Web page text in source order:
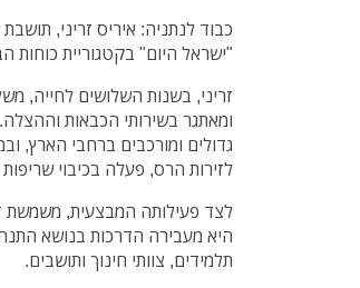
כבוד לנתניה: איריס זריני,
"ישראל היום" בקטגוריית כוחות
זריני, בשנות השלושים לחייה,
ומאתגר בשירותי הכבאות
גדולים ומורכבים ברחבי הארץ,
לזירות הרס, פעלה בכיבוי
לצד פעילותה המבצעית, משמשת
היא מעבירה הדרכות בנושא
תלמידים, צוותי חינוך ותושבים.